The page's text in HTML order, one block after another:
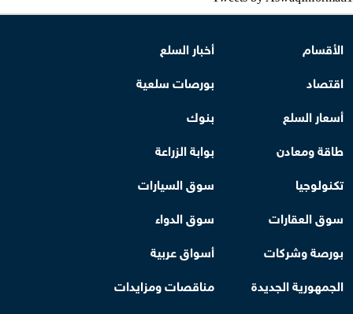
الأقسام
أخبار السلع
اقتصاد
بورصات سلعية
أسعار السلع
بنوك
طاقة ومعادن
بوابة الزراعة
تكنولوجيا
سوق السيارات
سوق العقارات
سوق الدواء
بورصة وشركات
أسواق عربية
الجمهورية الجديدة
مناقصات ومزايدات